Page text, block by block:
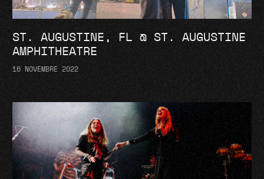
ST. AUGUSTINE, FL @ ST. AUGUSTINE
AMPHITHEATRE
16 NOVEMBRE 2022